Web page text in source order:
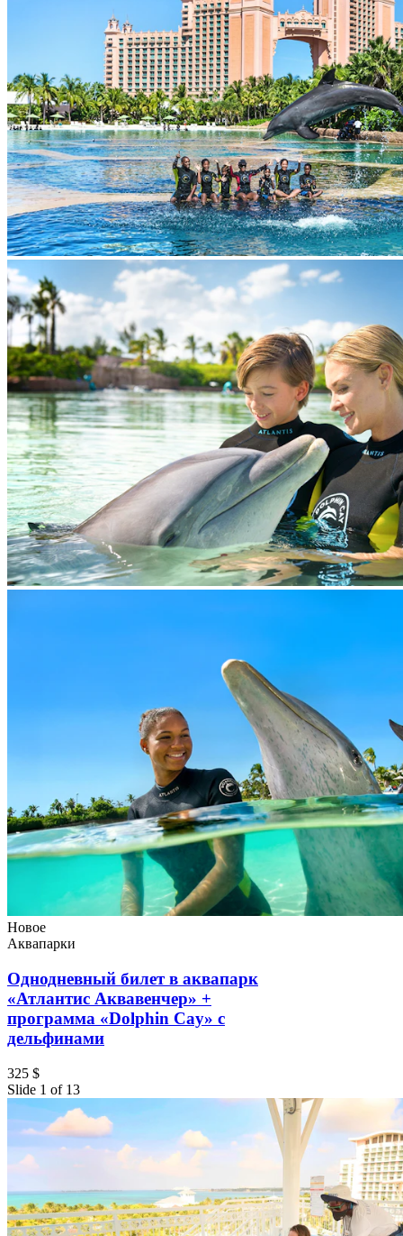
Новое
Аквапарки
Однодневный билет в аквапарк
«Атлантис Аквавенчер» +
программа «Dolphin Cay» с
дельфинами
325 $
Slide 1 of 13